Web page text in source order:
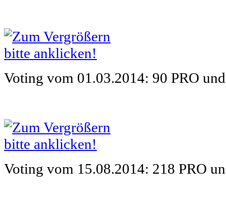
Voting vom 01.03.2014: 90 PRO
Voting vom 15.08.2014: 218 PRO